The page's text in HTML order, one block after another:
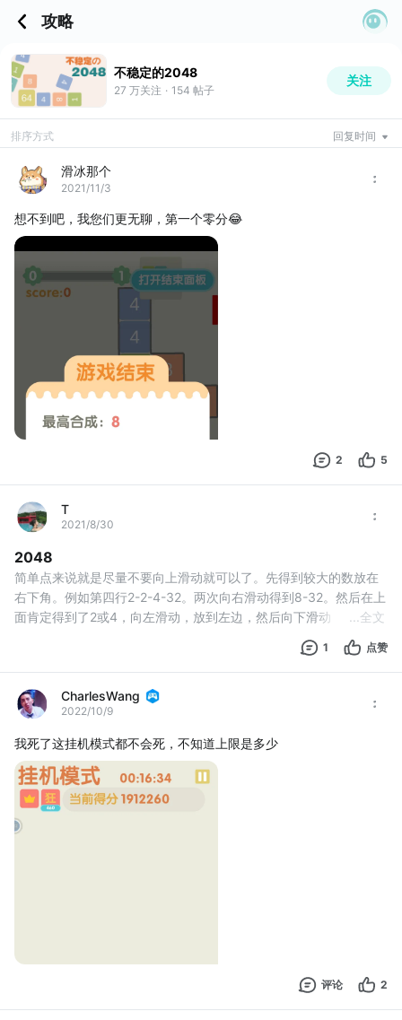
攻略
不稳定的2048
27 万关注 · 154 帖子
关注
排序方式 回复时间
滑冰那个
2021/11/3
想不到吧，我您们更无聊，第一个零分😂
2 5
T
2021/8/30
2048
简单点来说就是尽量不要向上滑动就可以了。先得到较大的数放在
右下角。例如第四行2-2-4-32。两次向右滑动得到8-32。然后在上
面肯定得到了2或4，向左滑动，放到左边，然后向下滑动，麻烦点
的例如得到4-2-8-32。此时需要考虑的就是在第三行第二个位置得
到1个2，然后向下合并再向右合并就可以得到16-32了。同理，这
样循环，小数不断积累得到更大的数。步骤越来越多而已。
全文
1 点赞
CharlesWang
2022/10/9
我死了这挂机模式都不会死，不知道上限是多少
评论 2